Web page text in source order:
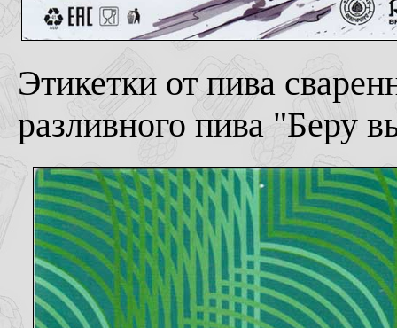
Этикетки от пива
разливного пива "Беру